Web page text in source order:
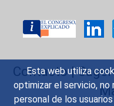
Esta web utiliza
optimizar el servicio,
personal de los
Contacto|